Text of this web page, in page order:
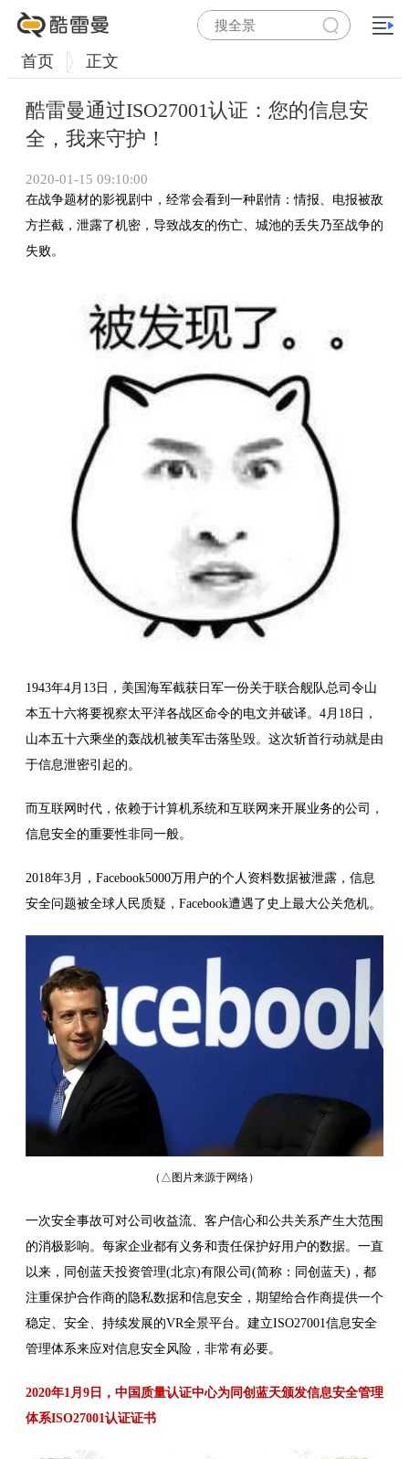
首页 正文
酷雷曼通过ISO27001认证：您的信息安
全，我来守护！
2020-01-15 09:10:00
在战争题材的影视剧中，经常会看到一种剧情：情报、电报被敌
方拦截，泄露了机密，导致战友的伤亡、城池的丢失乃至战争的
失败。
1943年4月13日，美国海军截获日军一份关于联合舰队总司令山
本五十六将要视察太平洋各战区命令的电文并破译。4月18日，
山本五十六乘坐的轰战机被美军击落坠毁。这次斩首行动就是由
于信息泄密引起的。
而互联网时代，依赖于计算机系统和互联网来开展业务的公司，
信息安全的重要性非同一般。
2018年3月，Facebook5000万用户的个人资料数据被泄露，信息
安全问题被全球人民质疑，Facebook遭遇了史上最大公关危机。
（ △图片来源于网络）
一次安全事故可对公司收益流、客户信心和公共关系产生大范围
的消极影响。每家企业都有义务和责任保护好用户的数据。一直
以来，同创蓝天投资管理(北京)有限公司(简称：同创蓝天)，都
注重保护合作商的隐私数据和信息安全，期望给合作商提供一个
稳定、安全、持续发展的VR全景平台。建立ISO27001信息安全
管理体系来应对信息安全风险，非常有必要。
2020年1月9日，中国质量认证中心为同创蓝天颁发信息安全管理
体系ISO27001认证证书